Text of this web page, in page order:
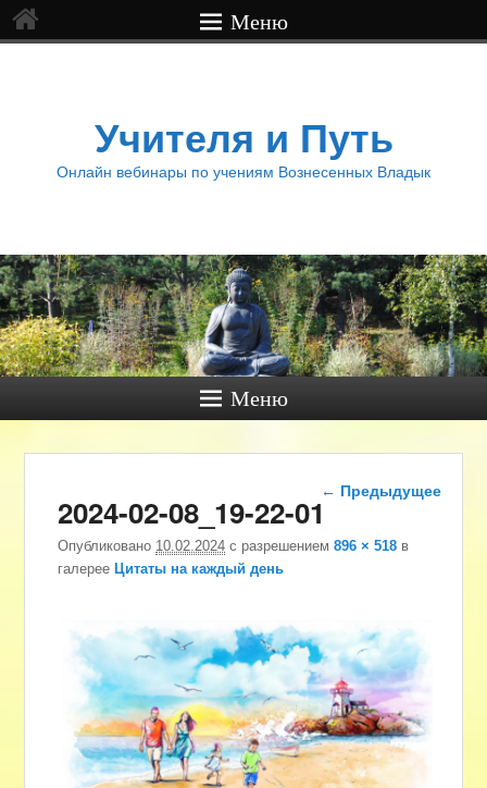
Меню
Учителя и Путь
Онлайн вебинары по учениям Вознесенных Владык
Меню
Навигация по
изображениям
← Предыдущее
2024-02-08_19-22-01
Опубликовано 10.02.2024 с разрешением896 × 518 в
галерееЦитаты на каждый день